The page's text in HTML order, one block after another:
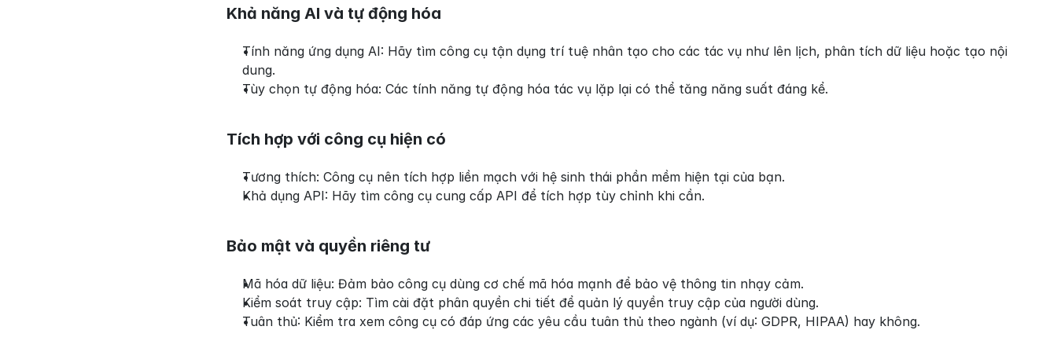
Khả năng AI và tự động hóa
Tính năng ứng dụng AI: Hãy tìm công cụ tận dụng trí tuệ nhân tạo cho các tác vụ như lên lịch, phân tích dữ liệu hoặc tạo nội
dung.
Tùy chọn tự động hóa: Các tính năng tự động hóa tác vụ lặp lại có thể tăng năng suất đáng kể.
Tích hợp với công cụ hiện có
Tương thích: Công cụ nên tích hợp liền mạch với hệ sinh thái phần mềm hiện tại của bạn.
Khả dụng API: Hãy tìm công cụ cung cấp API để tích hợp tùy chỉnh khi cần.
Bảo mật và quyền riêng tư
Mã hóa dữ liệu: Đảm bảo công cụ dùng cơ chế mã hóa mạnh để bảo vệ thông tin nhạy cảm.
Kiểm soát truy cập: Tìm cài đặt phân quyền chi tiết để quản lý quyền truy cập của người dùng.
Tuân thủ: Kiểm tra xem công cụ có đáp ứng các yêu cầu tuân thủ theo ngành (ví dụ: GDPR, HIPAA) hay không.